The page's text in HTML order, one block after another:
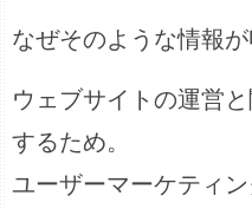
なぜそのような情報
ウェブサイトの運営
するため。
ユーザーマーケティ